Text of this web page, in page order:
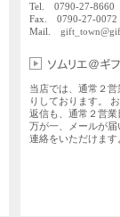
Tel. 0790-27-
Fax. 0790-27-0072
Mail.
当店では、通常２
りしております。
返信も、通常２営
万が一、メールが
連絡をいただけま